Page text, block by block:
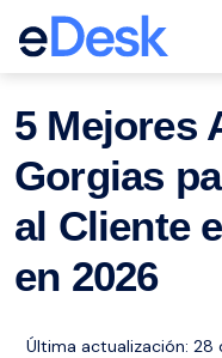
eCommerce Support
5 Mejores
Gorgias
al Cliente
en 2026
Última actualización: 28